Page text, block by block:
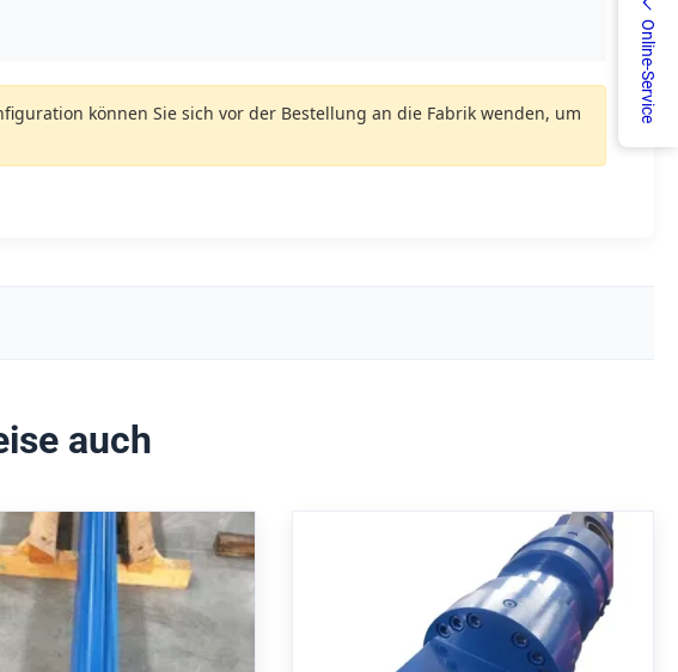
Online-Service
können Sie sich vor der Bestellung an die Fabrik wenden, um
auch
mit 2040
ISO 6022 kompatibeler
Mehrstufiger Teleskop-
Hydraulikzylinder mit